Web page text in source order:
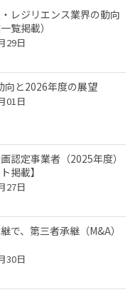
・レジリエンス業界の動向
覧掲載）
29日
向と2026年度の展望
01日
認定事業者（2025年度）
掲載】
27日
で、第三者承継（M&A）
30日